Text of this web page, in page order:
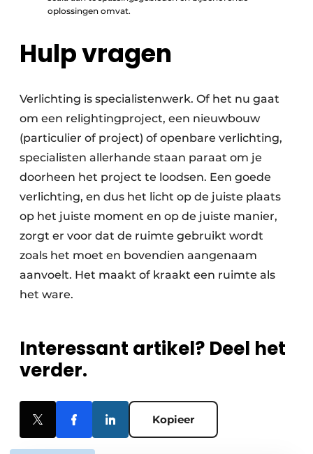
oplossingen omvat.
Hulp vragen
Verlichting is specialistenwerk. Of het nu gaat
om een relightingproject, een nieuwbouw
(particulier of project) of openbare verlichting,
specialisten ­allerhande staan paraat om je
doorheen het project te loodsen. Een goede
verlichting, en dus het licht op de juiste plaats
op het juiste moment en op de juiste manier,
zorgt er voor dat de ruimte gebruikt wordt
zoals het moet en boven­dien aangenaam
aanvoelt. Het maakt of kraakt een ruimte als
het ware.
Interessant artikel? Deel het
verder.
Kopieer